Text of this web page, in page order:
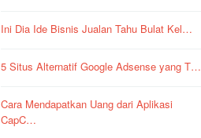
Ini Dia Ide Bisnis Jualan Tahu Bulat Kel…
5 Situs Alternatif Google Adsense yang T…
Cara Mendapatkan Uang dari Aplikasi
CapC…